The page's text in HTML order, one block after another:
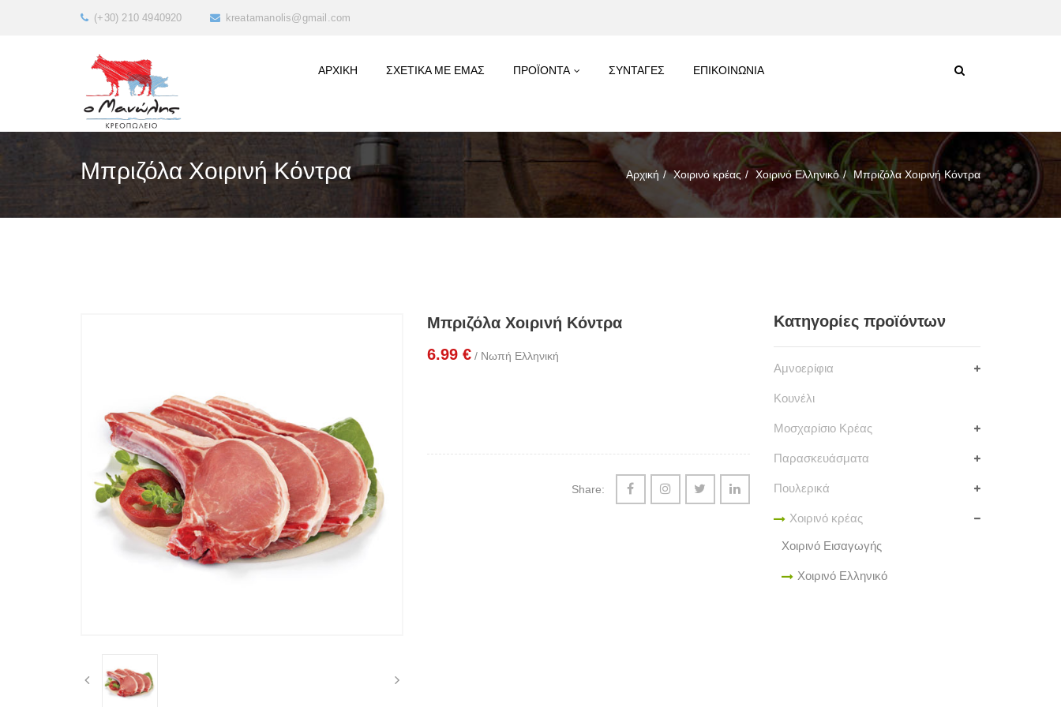
(+30) 210 4940920 kreatamanolis@gmail.com
ΑΡΧΙΚΗ ΣΧΕΤΙΚΑ ΜΕ ΕΜΑΣ ΠΡΟΪΟΝΤΑ ΣΥΝΤΑΓΕΣ ΕΠΙΚΟΙΝΩΝΙΑ
Μπριζόλα Χοιρινή Κόντρα Αρχική Χοιρινό κρέας Χοιρινό Ελληνικό Μπριζόλα Χοιρινή Κόντρα
Μπριζόλα Χοιρινή Κόντρα
6.99 € / Νωπή Ελληνική
Share:
Κατηγορίες προϊόντων
Αμνοερίφια
Κουνέλι
Μοσχαρίσιο Κρέας
Παρασκευάσματα
Πουλερικά
Χοιρινό κρέας
Χοιρινό Εισαγωγής
Χοιρινό Ελληνικό